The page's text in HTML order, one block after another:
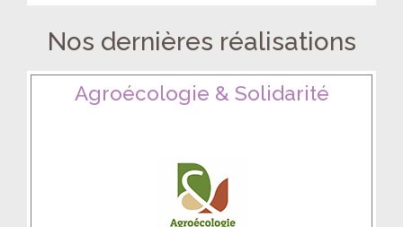
Nos dernières réalisations
Agroécologie & Solidarité